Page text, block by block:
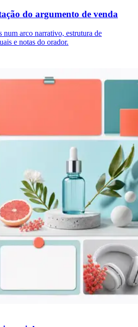
do argumento de venda
num arco narrativo, estrutura de
e notas do orador.